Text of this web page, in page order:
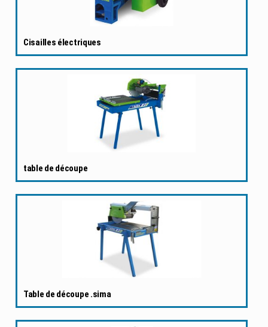
Cisailles électriques
table de découpe
Table de découpe .sima